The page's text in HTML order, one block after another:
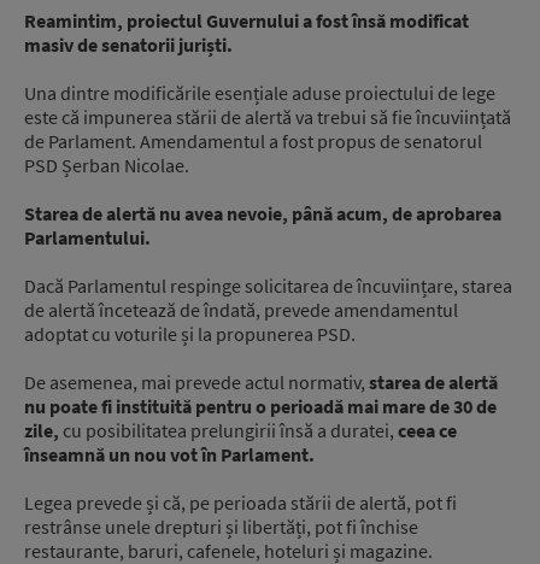
Reamintim, proiectul Guvernului a fost însă modificat
masiv de senatorii juriști.
Una dintre modificările esențiale aduse proiectului de lege
este că impunerea stării de alertă va trebui să fie încuviințată
de Parlament. Amendamentul a fost propus de senatorul
PSD Șerban Nicolae.
Starea de alertă nu avea nevoie, până acum, de aprobarea
Parlamentului.
Dacă Parlamentul respinge solicitarea de încuviințare, starea
de alertă încetează de îndată, prevede amendamentul
adoptat cu voturile și la propunerea PSD.
De asemenea, mai prevede actul normativ, starea de alertă
nu poate fi instituită pentru o perioadă mai mare de 30 de
zile, cu posibilitatea prelungirii însă a duratei, ceea ce
înseamnă un nou vot în Parlament.
Legea prevede și că, pe perioada stării de alertă, pot fi
restrânse unele drepturi și libertăți, pot fi închise
restaurante, baruri, cafenele, hoteluri și magazine.